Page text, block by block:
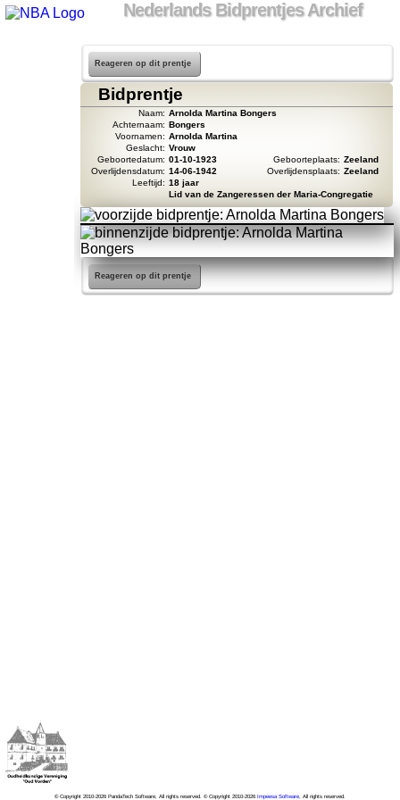
Nederlands Bidprentjes Archief
Reageren op dit prentje
Bidprentje
Naam: Arnolda Martina Bongers
Achternaam: Bongers
Voornamen: Arnolda Martina
Geslacht: Vrouw
Geboortedatum: 01-10-1923 Geboorteplaats: Zeeland
Overlijdensdatum: 14-06-1942 Overlijdensplaats: Zeeland
Leeftijd: 18 jaar
Lid van de Zangeressen der Maria-Congregatie
Reageren op dit prentje
© Copyright 2010-2026 PandaTech Software, All rights reserved. © Copyright 2010-2026 Impeesa Software, All rights reserved.